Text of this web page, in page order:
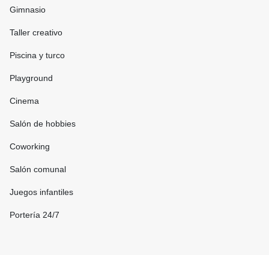
Gimnasio
Taller creativo
Piscina y turco
Playground
Cinema
Salón de hobbies
Coworking
Salón comunal
Juegos infantiles
Portería 24/7